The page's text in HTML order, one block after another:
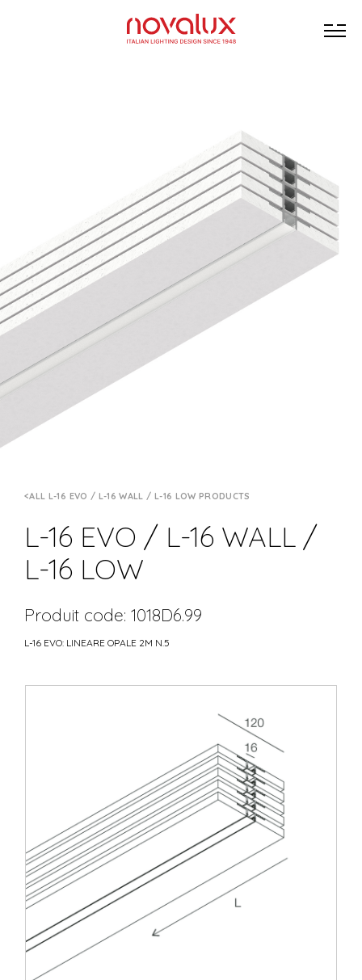
ALL L-16 EVO / L-16 WALL / L-16 LOW PRODUCTS
L-16 EVO / L-16 WALL /
L-16 LOW
Produit code: 1018D6.99
L-16 EVO: LINEARE OPALE 2M N.5